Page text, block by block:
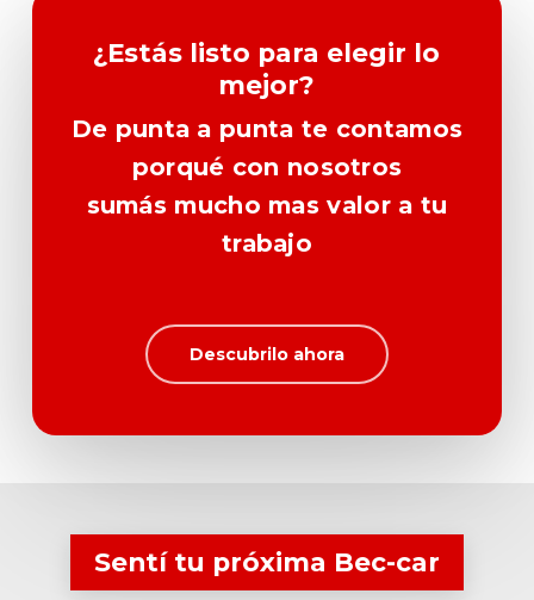
¿Estás listo para elegir lo
mejor?
De punta a punta te contamos
porqué con nosotros
sumás mucho mas valor a tu
trabajo
Descubrilo ahora
Sentí tu próxima Bec-car